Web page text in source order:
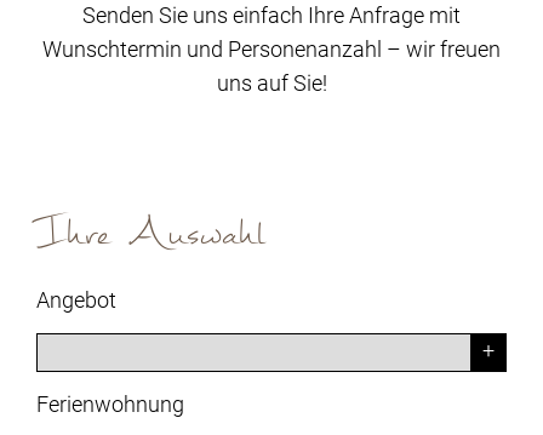
Senden Sie uns einfach Ihre Anfrage mit
Wunschtermin und Personenanzahl – wir freuen
uns auf Sie!
Ihre Auswahl
Angebot
Ferienwohnung